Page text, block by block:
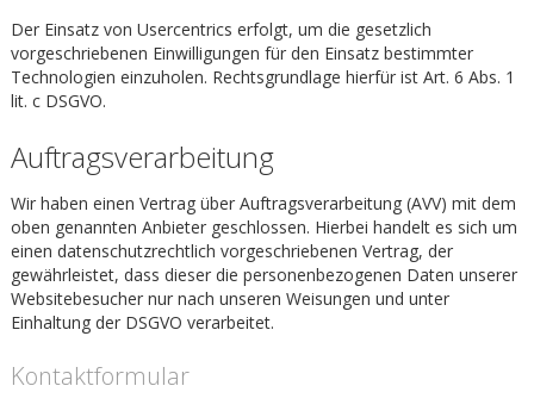
Der Einsatz von Usercentrics erfolgt, um die gesetzlich
vorgeschriebenen Einwilligungen für den Einsatz bestimmter
Technologien einzuholen. Rechtsgrundlage hierfür ist Art. 6 Abs. 1
lit. c DSGVO.
Auftragsverarbeitung
Wir haben einen Vertrag über Auftragsverarbeitung (AVV) mit dem
oben genannten Anbieter geschlossen. Hierbei handelt es sich um
einen datenschutzrechtlich vorgeschriebenen Vertrag, der
gewährleistet, dass dieser die personenbezogenen Daten unserer
Websitebesucher nur nach unseren Weisungen und unter
Einhaltung der DSGVO verarbeitet.
Kontaktformular